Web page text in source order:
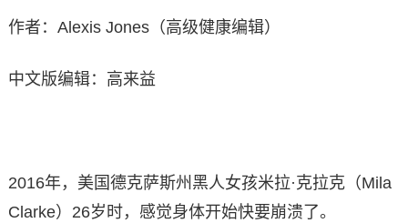
作者：Alexis Jones（高级健康编辑）
中文版编辑：高来益
2016年，美国德克萨斯州黑人女孩米拉·克拉克（Mila
Clarke）26岁时，感觉身体开始快要崩溃了。